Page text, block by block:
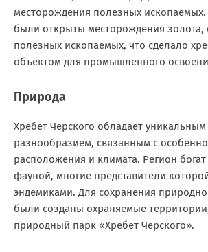
месторождения полезных ископаемых.
были открыты месторождения золота,
полезных ископаемых, что сделало
объектом для промышленного
Природа
Хребет Черского обладает
разнообразием, связанным с
расположения и климата. Регион
фауной, многие представители
эндемиками. Для сохранения
были созданы охраняемые
природный парк «Хребет Черского».